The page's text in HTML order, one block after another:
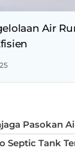
Air
Pasokan
Septic Tank